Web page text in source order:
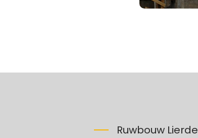
Ruwbouw Lierde